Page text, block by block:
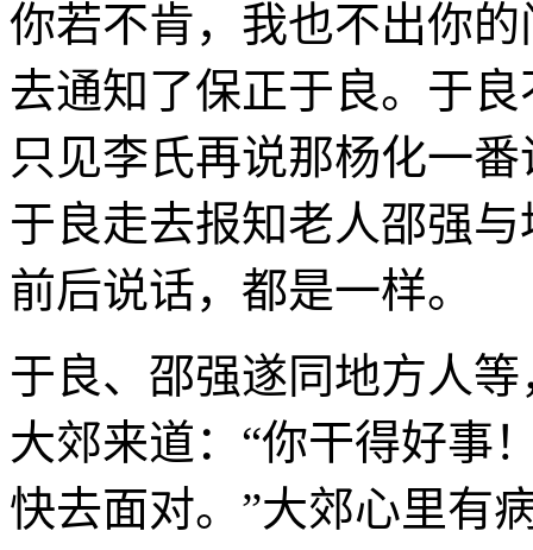
你若不肯，我也不出你
去通知了保正于良。于
只见李氏再说那杨化一
于良走去报知老人邵强
前后说话，都是一样。
于良、邵强遂同地方人
大郊来道：“你干得好事
快去面对。”大郊心里有